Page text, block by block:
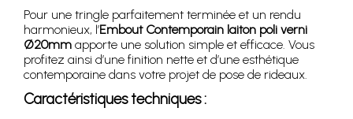
Pour une tringle parfaitement terminée et un rendu
harmonieux, l’Embout Contemporain laiton poli verni
Ø20mm apporte une solution simple et efficace. Vous
profitez ainsi d’une finition nette et d’une esthétique
contemporaine dans votre projet de pose de rideaux.
Caractéristiques techniques :